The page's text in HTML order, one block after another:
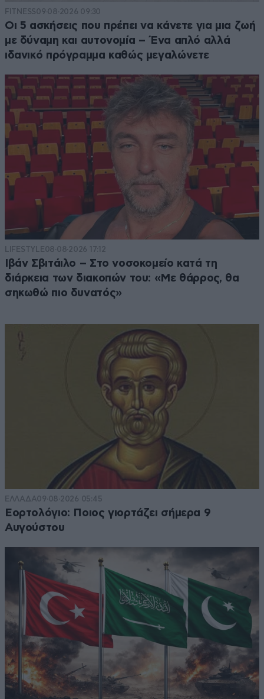
FITNESS09·08·2026 09:30
Οι 5 ασκήσεις που πρέπει να κάνετε για μια ζωή
με δύναμη και αυτονομία – Ένα απλό αλλά
ιδανικό πρόγραμμα καθώς μεγαλώνετε
LIFESTYLE08·08·2026 17:12
Ιβάν Σβιτάιλο – Στο νοσοκομείο κατά τη
διάρκεια των διακοπών του: «Με θάρρος, θα
σηκωθώ πιο δυνατός»
ΕΛΛΑΔΑ09·08·2026 05:45
Εορτολόγιο: Ποιος γιορτάζει σήμερα 9
Αυγούστου